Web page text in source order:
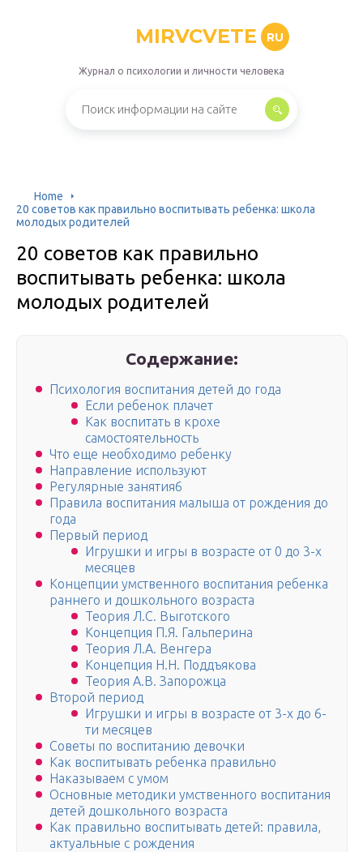
MIRVCVETE RU
Журнал о психологии и личности человека
Home
20 советов как правильно воспитывать ребенка: школа
молодых родителей
20 советов как правильно
воспитывать ребенка: школа
молодых родителей
Содержание:
Психология воспитания детей до года
Если ребенок плачет
Как воспитать в крохе
самостоятельность
Что еще необходимо ребенку
Направление используют
Регулярные занятия6
Правила воспитания малыша от рождения до
года
Первый период
Игрушки и игры в возрасте от 0 до 3-х
месяцев
Концепции умственного воспитания ребенка
раннего и дошкольного возраста
Теория Л.С. Выготского
Концепция П.Я. Гальперина
Теория Л.А. Венгера
Концепция Н.Н. Поддъякова
Теория А.В. Запорожца
Второй период
Игрушки и игры в возрасте от 3-х до 6-
ти месяцев
Советы по воспитанию девочки
Как воспитывать ребенка правильно
Наказываем с умом
Основные методики умственного воспитания
детей дошкольного возраста
Как правильно воспитывать детей: правила,
актуальные с рождения